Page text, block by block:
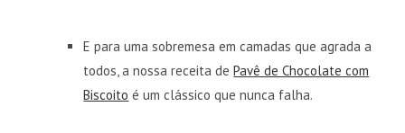
E para uma sobremesa em camadas que agrada a
todos, a nossa receita dePavê de Chocolate com
Biscoito é um clássico que nunca falha.